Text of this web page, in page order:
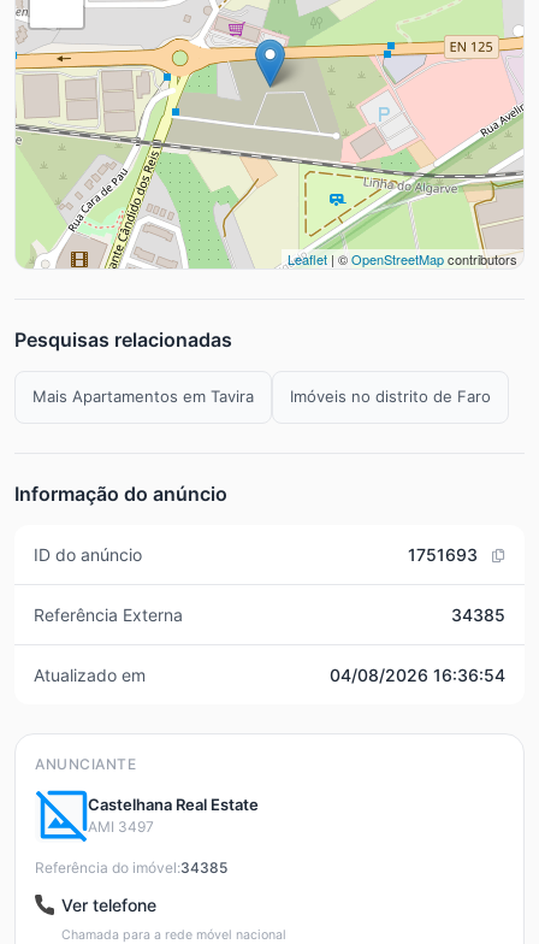
Leaflet | ©OpenStreetMapcontributors
Pesquisas relacionadas
Mais Apartamentos em Tavira Imóveis no distrito de Faro
Informação do anúncio
ID do anúncio 1751693
Referência Externa 34385
Atualizado em 04/08/2026 16:36:54
ANUNCIANTE
Castelhana Real Estate
AMI 3497
Referência do imóvel:34385
Ver telefone
Chamada para a rede móvel nacional